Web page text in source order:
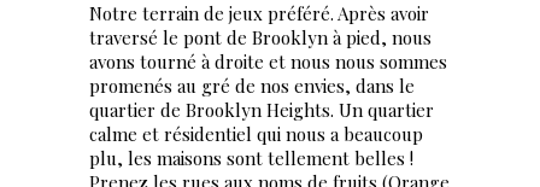
Notre terrain de jeux préféré. Après avoir
traversé le pont de Brooklyn à pied, nous
avons tourné à droite et nous nous sommes
promenés au gré de nos envies, dans le
quartier de Brooklyn Heights. Un quartier
calme et résidentiel qui nous a beaucoup
plu, les maisons sont tellement belles !